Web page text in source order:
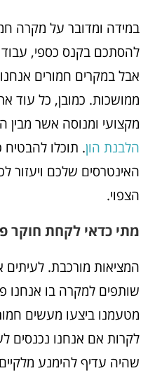
במידה ומדובר על מקרה
להסתכם בקנס כספי,
אבל במקרים חמורים
ממושכות. כמובן, כל עוד
מקצועי ומנוסה אשר מבין
הלבנת הון. תוכלו להבטיח
האינטרסים שלכם ויעזור
הצפוי.
מתי כדאי לקחת חוקר
המציאות מורכבת. לעיתים
שותפים למקרה בו אנחנו
מטעמנו ביצעו מעשים
לקרות אם אנחנו נכנסים
שהיה עדיף להימנע